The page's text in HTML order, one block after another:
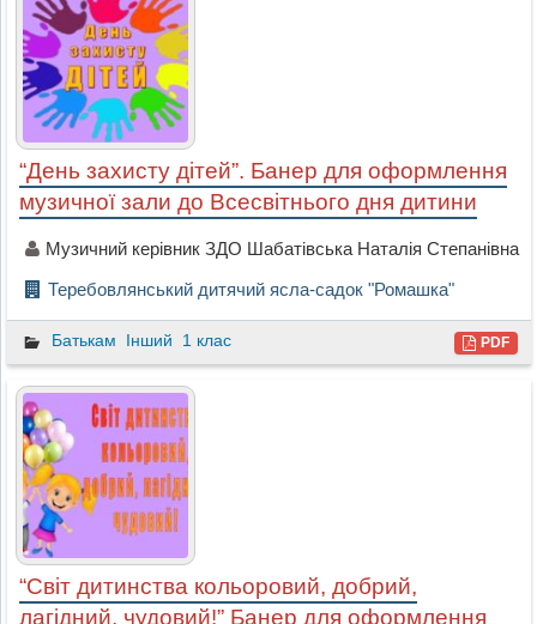
“День захисту дітей”. Банер для оформлення
музичної зали до Всесвітнього дня дитини
Музичний керівник ЗДО Шабатівська Наталія Степанівна
Теребовлянський дитячий ясла-садок "Ромашка"
Батькам Інший 1 клас PDF
“Світ дитинства кольоровий, добрий,
лагідний, чудовий!” Банер для оформлення